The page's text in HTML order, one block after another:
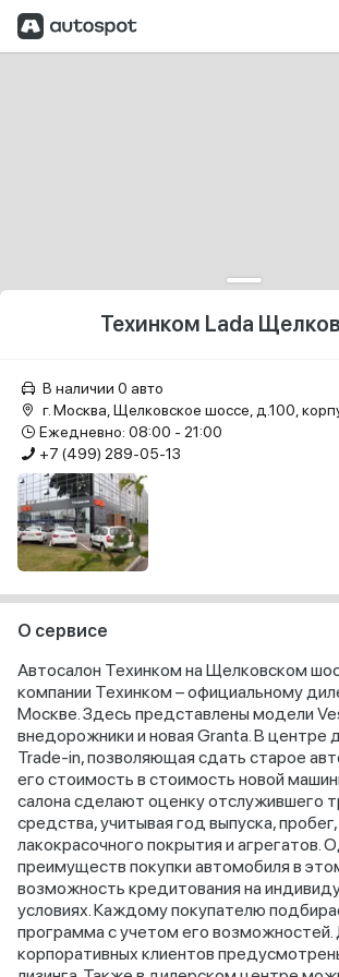
Техинком Lada
В наличии 0 авто
г. Москва, Щелковское шоссе, д.100,
Ежедневно: 08:00 - 21:00
+7 (499) 289-05-13
О сервисе
Автосалон Техинком на Щелковском
компании Техинком – официальному
Москве. Здесь представлены модели
внедорожники и новая Granta. В центре
Trade-in, позволяющая сдать старое
его стоимость в стоимость новой
салона сделают оценку отслужившего
средства, учитывая год выпуска,
лакокрасочного покрытия и агрегатов.
преимуществ покупки автомобиля в
возможность кредитования на
условиях. Каждому покупателю
программа с учетом его возможностей.
корпоративных клиентов